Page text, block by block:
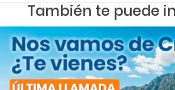
También te puede